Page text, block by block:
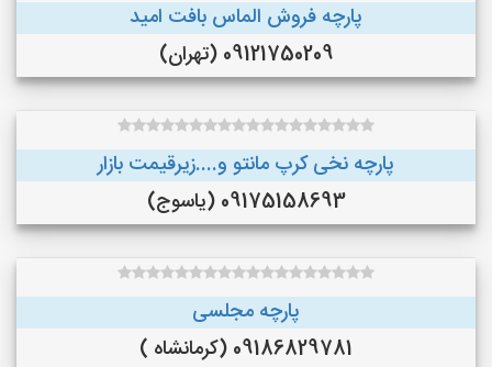
پارچه فروش الماس بافت امید
09121750209 (تهران)
پارچه نخی کرپ مانتو و....زیرقیمت بازار
09175158693 (یاسوج)
پارچه مجلسی
09186829781 (کرمانشاه )